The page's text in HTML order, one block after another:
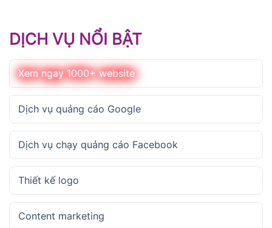
DỊCH VỤ NỔI BẬT
Xem ngay 1000+ website
Dịch vụ quảng cáo Google
Dịch vụ chạy quảng cáo Facebook
Thiết kế logo
Content marketing